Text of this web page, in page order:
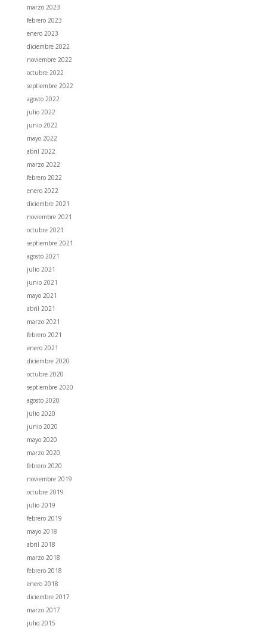
marzo 2023
febrero 2023
enero 2023
diciembre 2022
noviembre 2022
octubre 2022
septiembre 2022
agosto 2022
julio 2022
junio 2022
mayo 2022
abril 2022
marzo 2022
febrero 2022
enero 2022
diciembre 2021
noviembre 2021
octubre 2021
septiembre 2021
agosto 2021
julio 2021
junio 2021
mayo 2021
abril 2021
marzo 2021
febrero 2021
enero 2021
diciembre 2020
octubre 2020
septiembre 2020
agosto 2020
julio 2020
junio 2020
mayo 2020
marzo 2020
febrero 2020
noviembre 2019
octubre 2019
julio 2019
febrero 2019
mayo 2018
abril 2018
marzo 2018
febrero 2018
enero 2018
diciembre 2017
marzo 2017
julio 2015